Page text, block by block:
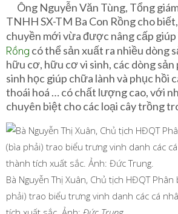
Ông Nguyễn Văn Tùng, Tổng
TNHH SX-TM Ba Con Rồng cho
chuyền mới vừa được nâng cấp giúp
Rồngcó thể sản xuất ra nhiều dòng
hữu cơ, hữu cơ vi sinh, các dòng sản
sinh học giúp chữa lành và phục hồi
thoái hoá … có chất lượng cao, với
chuyên biệt cho các loại cây trồng
Bà Nguyễn Thị Xuân, Chủ tịch HĐQT Phân
phải) trao biểu trưng vinh danh các cá